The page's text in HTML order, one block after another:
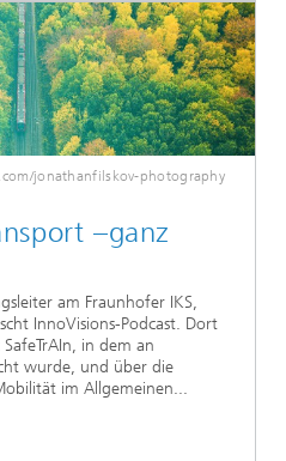
jonathanfilskov-photography
–ganz
am Fraunhofer IKS,
InnoVisions-Podcast. Dort
in dem an
wurde, und über die
im Allgemeinen...